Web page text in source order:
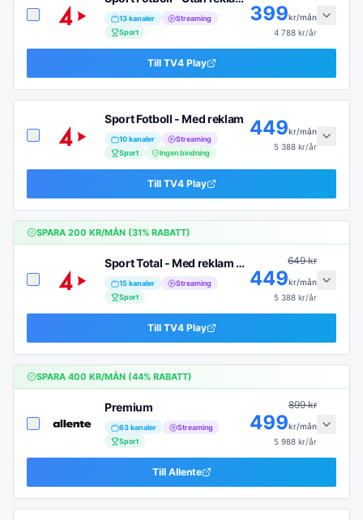
13kanaler
Streaming
Sport
399kr/mån
4 788 kr/år
Till TV4 Play
Sport Fotboll - Med reklam
10kanaler
Streaming
Sport
Ingen bindning
449kr/mån
5 388 kr/år
Till TV4 Play
SPARA 200 KR/MÅN (31% RABATT)
Sport Total - Med reklam (6 mån)
15kanaler
Streaming
Sport
649kr
449kr/mån
5 388 kr/år
Till TV4 Play
SPARA 400 KR/MÅN (44% RABATT)
Premium
63kanaler
Streaming
Sport
899kr
499kr/mån
5 988 kr/år
Till Allente